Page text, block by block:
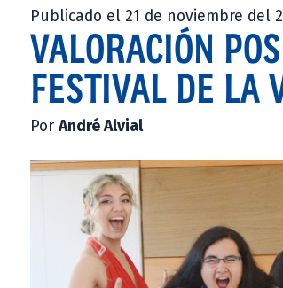
Publicado el 21 de noviembre del
VALORACIÓN
FESTIVAL DE LA
Por André Alvial